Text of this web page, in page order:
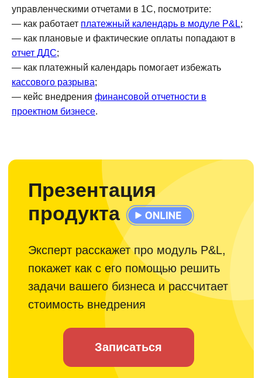
управленческими отчетами в 1С, посмотрите:
— как работает платежный календарь в модуле P&L;
— как плановые и фактические оплаты попадают в
отчет ДДС;
— как платежный календарь помогает избежать
кассового разрыва;
— кейс внедрения финансовой отчетности в
проектном бизнесе.